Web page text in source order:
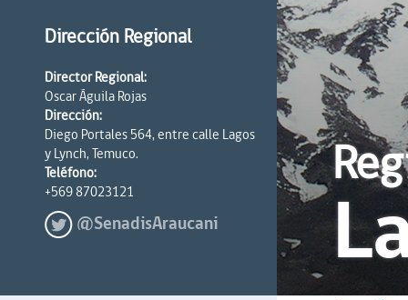
Dirección Regional
Director Regional:
Oscar Águila Rojas
Dirección:
Diego Portales 564, entre calle Lagos
y Lynch, Temuco.
Teléfono:
+569 87023121
@SenadisAraucani